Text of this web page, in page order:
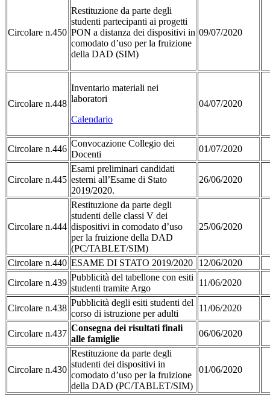
Circolare n.450
Restituzione da parte degli
studenti partecipanti ai progetti
PON a distanza dei dispositivi in
comodato d’uso per la fruizione
della DAD (SIM)
09/07/2020
Circolare n.448
Inventario materiali nei
laboratori
Calendario
04/07/2020
Circolare n.446
Convocazione Collegio dei
Docenti
01/07/2020
Circolare n.445
Esami preliminari candidati
esterni all’Esame di Stato
2019/2020.
26/06/2020
Circolare n.444
Restituzione da parte degli
studenti delle classi V dei
dispositivi in comodato d’uso
per la fruizione della DAD
(PC/TABLET/SIM)
25/06/2020
Circolare n.440 ESAME DI STATO 2019/2020
12/06/2020
Circolare n.439
Pubblicità del tabellone con esiti
studenti tramite Argo
11/06/2020
Circolare n.438
Pubblicità degli esiti studenti del
corso di istruzione per adulti
11/06/2020
Circolare n.437
Consegna dei risultati finali
alle famiglie
06/06/2020
Circolare n.430
Restituzione da parte degli
studenti dei dispositivi in
comodato d’uso per la fruizione
della DAD (PC/TABLET/SIM)
01/06/2020